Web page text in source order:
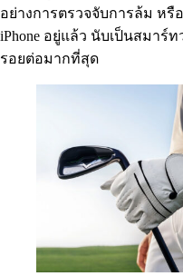
อย่างการตรวจจับการล้ม ห
iPhone อยู่แล้ว นับเป็นสมาร์
รอยต่อมากที่สุด